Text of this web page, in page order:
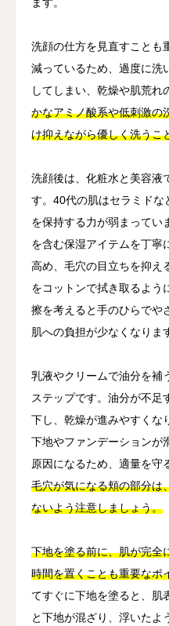
洗顔の仕方を見直すことも
減っているため、過度に洗
してしまい、乾燥や肌荒れ
かなアミノ酸系や低刺激の
け抑えながら優しく洗うこ
洗顔後は、化粧水と美容液
す。40代の肌はセラミド
を保持する力が弱まってい
を含む保湿アイテムを丁寧
高め、毛穴の目立ちを抑え
をコットンで拭き取るよう
擦を考えると手のひらでや
肌への負担が少なくなりま
乳液やクリームで油分を補
ステップです。油分が不足
下し、乾燥が進みやすくな
下地やファンデーションが
原因になるため、適量を守
毛穴が気になる頬の部分は
ないよう注意しましょう。
下地を塗る前に、肌が完全
時間を置くことも重要なポ
てすぐに下地を塗ると、肌
と下地が混ざり、浮いたよ